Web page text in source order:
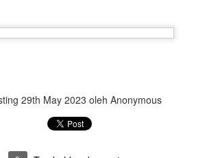
29th May 2023 oleh Anonymous